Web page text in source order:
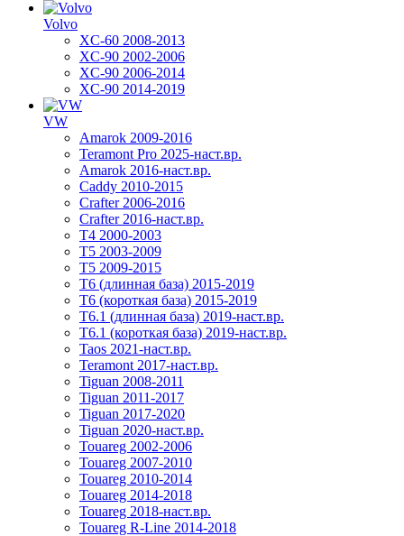
Volvo
XC-60 2008-2013
XC-90 2002-2006
XC-90 2006-2014
XC-90 2014-2019
VW
Amarok 2009-2016
Teramont Pro 2025-наст.вр.
Amarok 2016-наст.вр.
Caddy 2010-2015
Crafter 2006-2016
Crafter 2016-наст.вр.
T4 2000-2003
T5 2003-2009
T5 2009-2015
T6 (длинная база) 2015-2019
Т6 (короткая база) 2015-2019
T6.1 (длинная база) 2019-наст.вр.
T6.1 (короткая база) 2019-наст.вр.
Taos 2021-наст.вр.
Teramont 2017-наст.вр.
Tiguan 2008-2011
Tiguan 2011-2017
Tiguan 2017-2020
Tiguan 2020-наст.вр.
Touareg 2002-2006
Touareg 2007-2010
Touareg 2010-2014
Touareg 2014-2018
Touareg 2018-наст.вр.
Touareg R-Line 2014-2018